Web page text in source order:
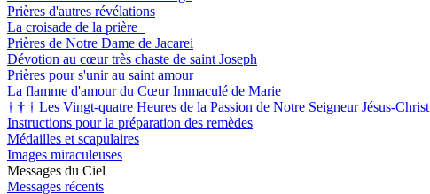
Prières d'autres révélations
La croisade de la prière
Prières de Notre Dame de Jacarei
Dévotion au cœur très chaste de saint Joseph
Prières pour s'unir au saint amour
La flamme d'amour du Cœur Immaculé de Marie
† † † Les Vingt-quatre Heures de la Passion de Notre Seigneur Jésus-Christ
Instructions pour la préparation des remèdes
Médailles et scapulaires
Images miraculeuses
Messages du Ciel
Messages récents